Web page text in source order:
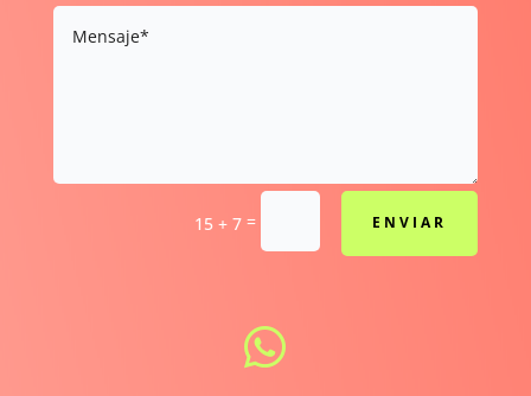
15 + 7 = ENVIAR
